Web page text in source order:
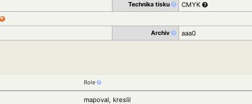
Technika tisku CMYK
Archiv aaa0
Role
mapoval, kreslil